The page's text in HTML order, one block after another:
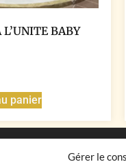
Gérer le
L’UNITE BABY
panier